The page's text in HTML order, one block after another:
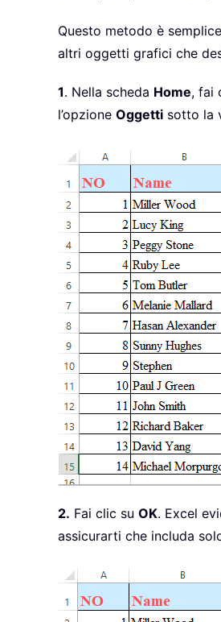
Questo metodo è
altri oggetti grafici che
1. Nella scheda Home, fai
l’opzione Oggetti sotto la
2. Fai clic su OK. Excel
assicurarti che includa